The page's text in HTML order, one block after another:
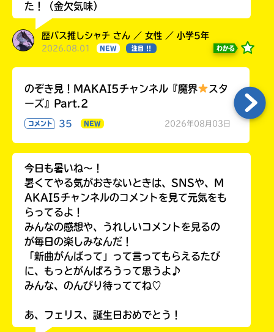
た！（金欠気味）
歴バス推しシャチ さん ／ 女性 ／ 小学5年
2026.08.01 NEW 注目 !! わかる
のぞき見！MAKAI5チャンネル『魔界
スタ
ーズ』Part.2
コメント 35 NEW 2026年08月03日
今日も暑いね〜！
暑くてやる気がおきないときは、SNSや、M
AKAI5チャンネルのコメントを見て元気をも
らってるよ！
みんなの感想や、うれしいコメントを見るの
が毎日の楽しみなんだ！
「新曲がんばって」って言ってもらえるたび
に、もっとがんばろうって思うよ♪
みんな、のんびり待っててね♡
あ、フェリス、誕生日おめでとう！